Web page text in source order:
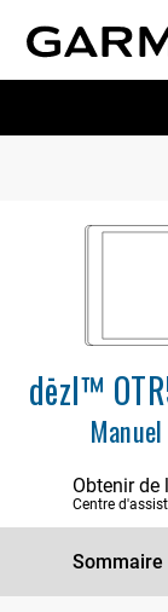
dēzl™
Obtenir de
Centre
Sommaire
Mise en
Fonctions et
conducteur
Recherche